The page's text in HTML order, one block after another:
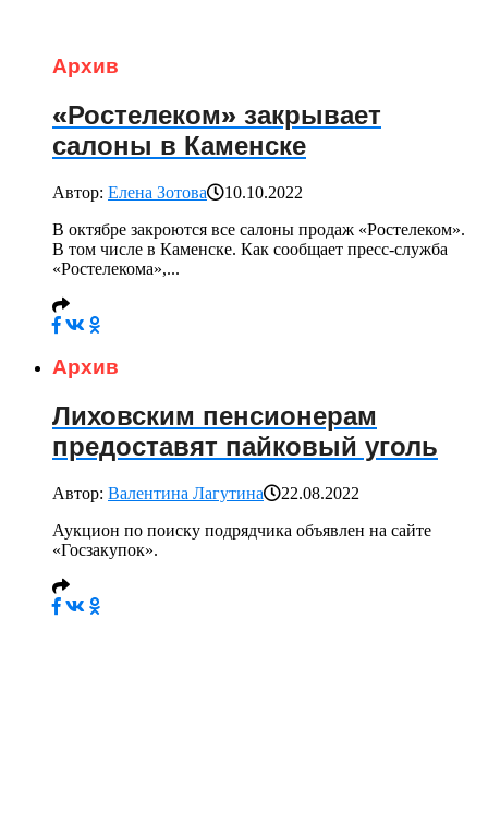
Архив
«Ростелеком» закрывает
салоны в Каменске
Автор: Елена Зотова
10.10.2022
В октябре закроются все салоны продаж «Ростелеком».
В том числе в Каменске. Как сообщает пресс-служба
«Ростелекома»,...
Архив
Лиховским пенсионерам
предоставят пайковый уголь
Автор: Валентина Лагутина
22.08.2022
Аукцион по поиску подрядчика объявлен на сайте
«Госзакупок».